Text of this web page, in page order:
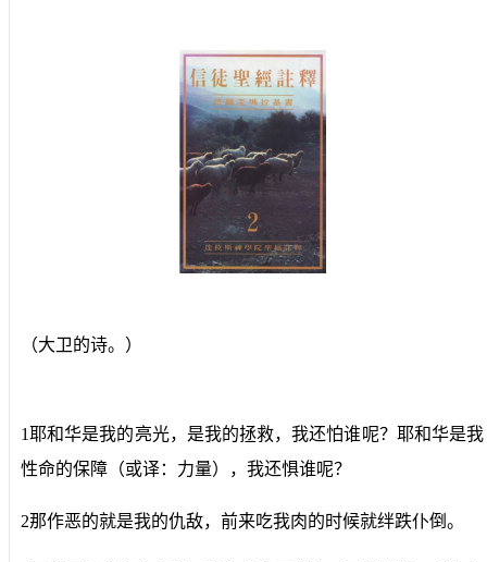
（大卫的诗。）
1耶和华是我的亮光，是我的拯救，我还怕谁呢？耶和华是我
性命的保障（或译：力量），我还惧谁呢？
2那作恶的就是我的仇敌，前来吃我肉的时候就绊跌仆倒。